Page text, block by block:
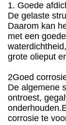
1. Goede
De gelaste
Daarom kan
met een
grote olieput
2Goed
De algemene
ontroest,
corrosie te